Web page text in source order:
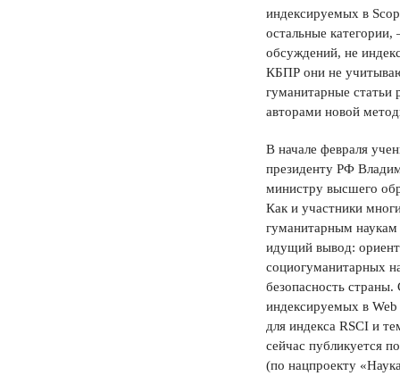
индексируемых в
остальные
обсуждений, не
КБПР они не
гуманитарные статьи
авторами новой
В начале февраля
президенту РФ
министру высшего
Как и участники
гуманитарным наукам
идущий вывод:
социогуманитарных
безопасность
индексируемых в Web
для индекса RSCI и
сейчас публикуется
(по нацпроекту